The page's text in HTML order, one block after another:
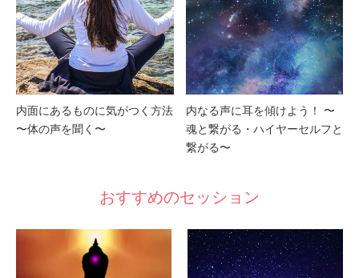
内面にあるものに気がつく方法
〜体の声を聞く〜
内なる声に耳を傾けよう！ 〜
魂と繋がる・ハイヤーセルフと
繋がる〜
おすすめのセッション